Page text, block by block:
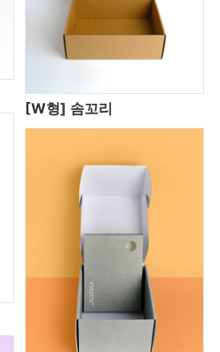
[W형] 솜꼬리